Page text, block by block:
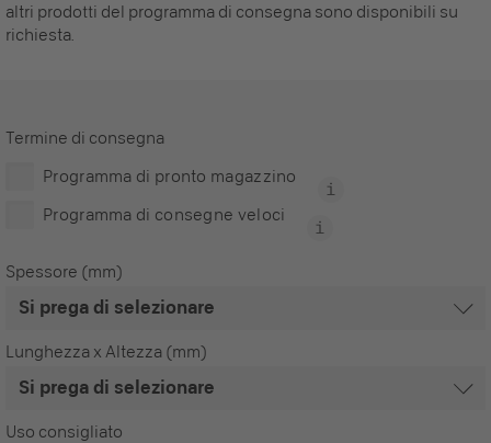
altri prodotti del programma di consegna sono disponibili su
richiesta.
Termine di consegna
Programma di pronto magazzino
Programma di consegne veloci
Spessore (mm)
Lunghezza x Altezza (mm)
Uso consigliato